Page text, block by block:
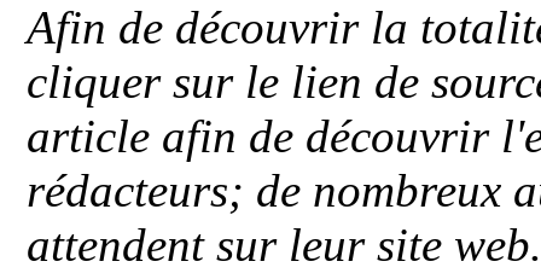
Afin de découvrir la
cliquer sur le lien de
article afin de découvrir
rédacteurs; de nombreux
attendent sur leur site